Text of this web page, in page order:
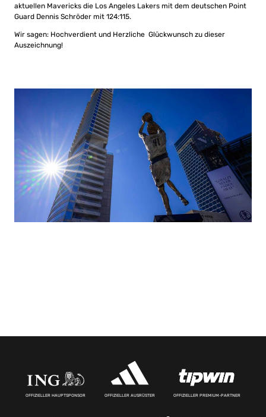
aktuellen Mavericks die Los Angeles Lakers mit dem deutschen Point
Guard Dennis Schröder mit 124:115.
Wir sagen: Hochverdient und Herzliche Glückwunsch zu dieser
Auszeichnung!
OFFIZIELLER HAUPTSPONSOR OFFIZIELLER AUSRÜSTER OFFIZIELLER PREMIUM-PARTNER